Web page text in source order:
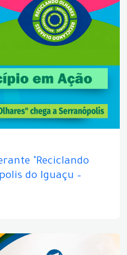
"Reciclando
do Iguaçu –